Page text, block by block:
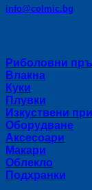
info@colmic.bg
Риболовни
Влакна
Куки
Плувки
Изкуствени
Оборудване
Аксесоари
Макари
Облекло
Подхранки